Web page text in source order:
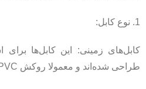
1. نوع کابل:
کابل‌های زمینی: این کابل‌ها برای
طراحی شده‌اند و معمولا روکش PVC دارند.